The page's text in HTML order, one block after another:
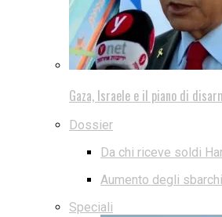
Gaza, Israele e il piano di
Dossier
Da chi riceve soldi
Aumento degli
Speciali